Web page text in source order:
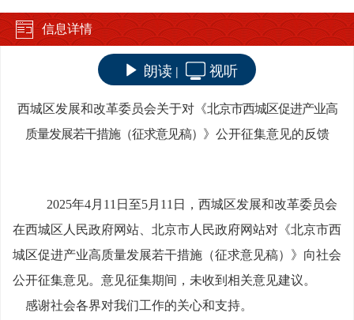
航
信息详情
朗读 | 视听
西城区发展和改革委员会关于对《北京市西城区促进产业高
质量发展若干措施（征求意见稿） 》公开征集意见的反馈
2025年4月 11 日至5月 1 1 日，西城区发展和改革委员会
在西城区人民政府网站、北京市人民政府网站对《北京市西
城区促进产业高质量发展若干措施（征求意见稿）》向社会
公开征集意见。 意见征集期间，未收到相关意见建议。
感谢社会各界对我们工作的关心和支持。